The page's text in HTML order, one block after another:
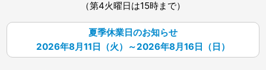
（第4火曜日は15時まで）
夏季休業日のお知らせ
2026年8月11日（火）～2026年8月16日（日）